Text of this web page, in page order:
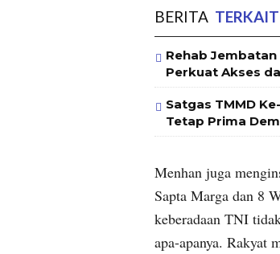
BERITA TERKAIT
Rehab
Perkuat Akses
Satgas TMMD
Tetap Prima
Menhan juga
Sapta Marga dan 8
keberadaan TNI
apa-apanya. Rakyat